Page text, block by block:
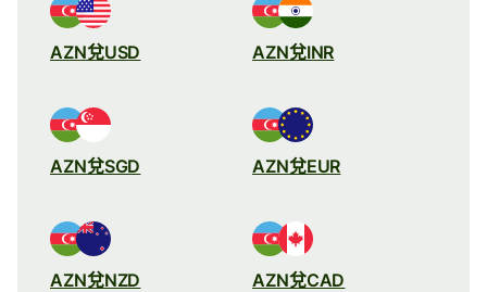
AZN兌USD AZN兌INR
AZN兌SGD AZN兌EUR
AZN兌NZD AZN兌CAD